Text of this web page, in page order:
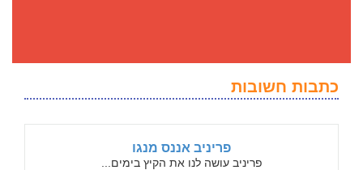
כתבות חשובות
פריניב אננס מנגו
פריניב עושה לנו את הקיץ בימים...